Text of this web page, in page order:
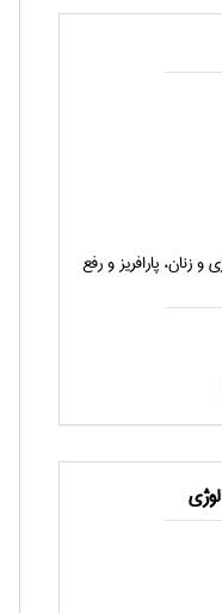
زنان، پارافریز و رفع